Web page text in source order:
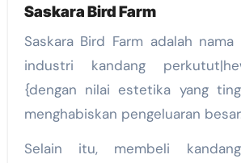
Saskara Bird Farm
Saskara Bird Farm adalah
industri kandang
{dengan nilai estetika yang
menghabiskan pengeluaran
Selain itu, membeli